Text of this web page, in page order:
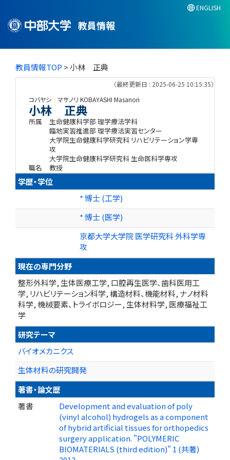
教員情報
ENGLISH
教員情報TOP > 小林 正典
（最終更新日 : 2025-06-25 10:15:35）
コバヤシ マサノリ KOBAYASHI Masanori
小林 正典
所属
生命健康科学部 理学療法学科
臨地実習推進部 理学療法実習センター
大学院生命健康科学研究科 リハビリテーション学専
攻
大学院生命健康科学研究科 生命医科学専攻
職名
教授
学歴・学位
* 博士 (工学)
* 博士 (医学)
京都大学大学院 医学研究科 外科学専
攻
現在の専門分野
整形外科学, 生体医療工学, 口腔再生医学、歯科医用工
学, リハビリテーション科学, 構造材料、機能材料, ナノ材料
科学, 機械要素、トライボロジー, 生体材料学, 医療福祉工
学
研究テーマ
バイオメカニクス
生体材料の研究開発
著書・論文歴
著書
Development and evaluation of poly
(vinyl alcohol) hydrogels as a component
of hybrid artificial tissues for orthopedics
surgery application. "POLYMERIC
BIOMATERIALS (third edition)" 1 (共著)